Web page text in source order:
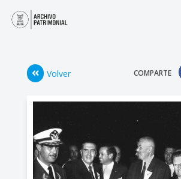
Volver COMPARTE